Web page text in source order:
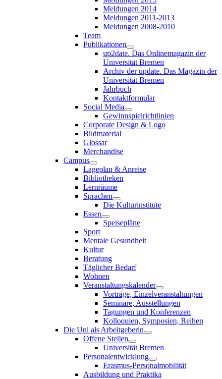
Meldungen 2014
Meldungen 2011-2013
Meldungen 2008-2010
Team
Publikationen
up2date. Das Onlinemagazin der
Universität Bremen
Archiv der update. Das Magazin der
Universität Bremen
Jahrbuch
Kontaktformular
Social Media
Gewinnspielrichtlinien
Corporate Design & Logo
Bildmaterial
Glossar
Merchandise
Campus
Lageplan & Anreise
Bibliotheken
Lernräume
Sprachen
Die Kulturinstitute
Essen
Speisepläne
Sport
Mentale Gesundheit
Kultur
Beratung
Täglicher Bedarf
Wohnen
Veranstaltungskalender
Vorträge, Einzelveranstaltungen
Seminare, Ausstellungen
Tagungen und Konferenzen
Kolloquien, Symposien, Reihen
Die Uni als Arbeitgeberin
Offene Stellen
Universität Bremen
Personalentwicklung
Erasmus-Personalmobilität
Ausbildung und Praktika